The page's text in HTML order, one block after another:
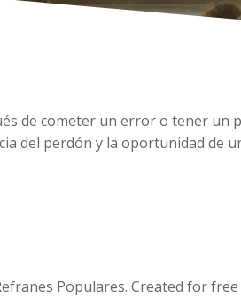
de cometer un error o tener
del perdón y la oportunidad de
Populares. Created for